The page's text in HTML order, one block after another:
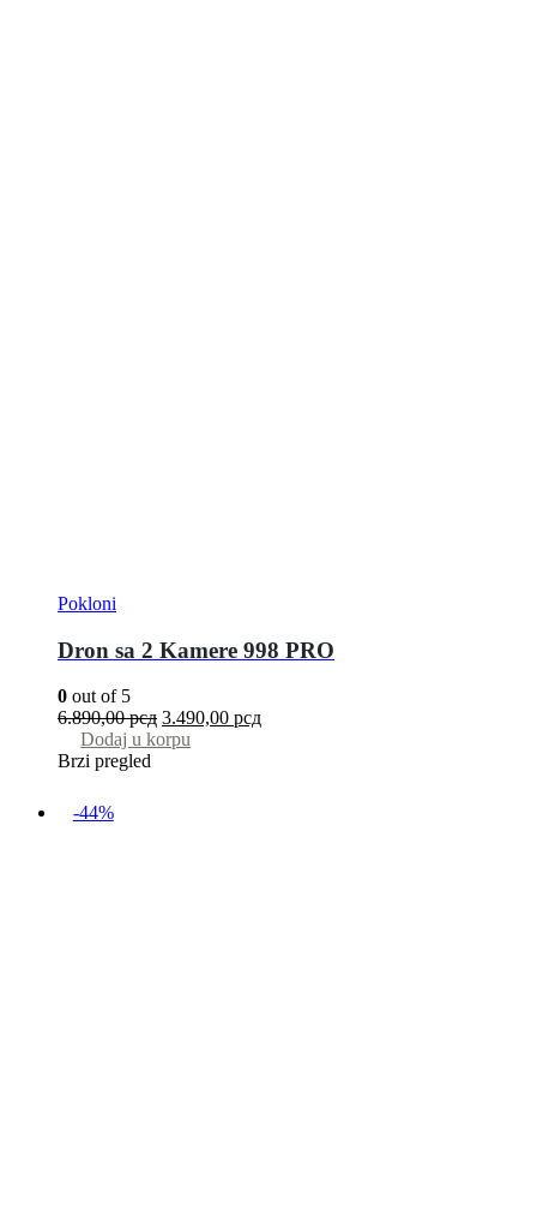
Pokloni
Dron sa 2 Kamere 998 PRO
0 out of 5
6.890,00рсд 3.490,00 рсд
Dodaj u korpu
Brzi pregled
-44%